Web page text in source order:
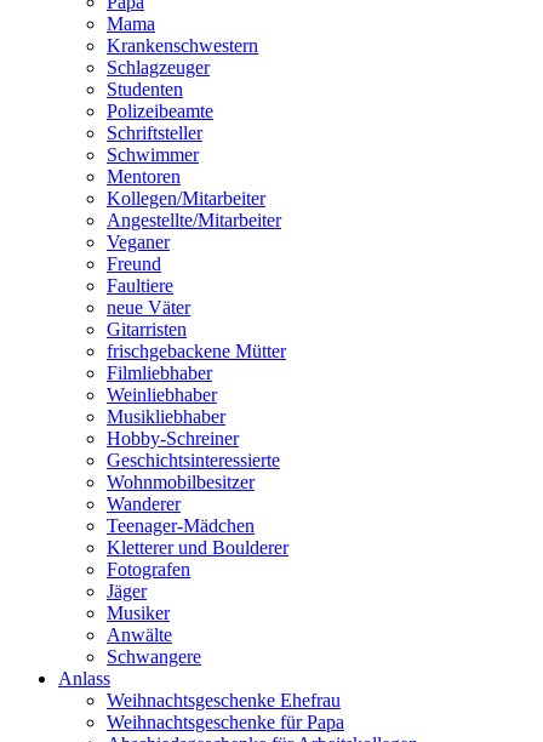
Mama
Krankenschwestern
Schlagzeuger
Studenten
Polizeibeamte
Schriftsteller
Schwimmer
Mentoren
Kollegen/Mitarbeiter
Angestellte/Mitarbeiter
Veganer
Freund
Faultiere
neue Väter
Gitarristen
frischgebackene Mütter
Filmliebhaber
Weinliebhaber
Musikliebhaber
Hobby-Schreiner
Geschichtsinteressierte
Wohnmobilbesitzer
Wanderer
Teenager-Mädchen
Kletterer und Boulderer
Fotografen
Jäger
Musiker
Anwälte
Schwangere
Anlass
Weihnachtsgeschenke Ehefrau
Weihnachtsgeschenke für Papa